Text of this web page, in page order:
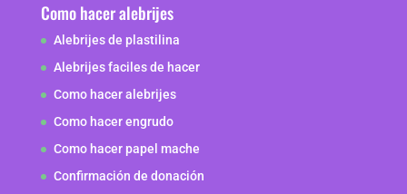
Como hacer alebrijes
Alebrijes de plastilina
Alebrijes faciles de hacer
Como hacer alebrijes
Como hacer engrudo
Como hacer papel mache
Confirmación de donación